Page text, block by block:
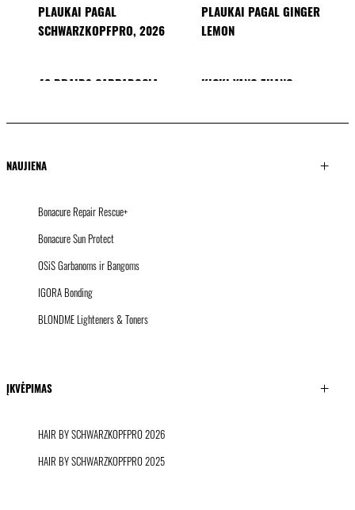
PLAUKAI PAGAL
SCHWARZKOPFPRO, 2026
PLAUKAI PAGAL GINGER
LEMON
40 BRAIDS CAPPADOCIA KICKI YANG ZHANG
KÜMIN X TUSH
NAUJIENA
Bonacure Repair Rescue+
Bonacure Sun Protect
OSiS Garbanoms ir Bangoms
IGORA Bonding
BLONDME Lighteners & Toners
ĮKVĖPIMAS
HAIR BY SCHWARZKOPFPRO 2026
HAIR BY SCHWARZKOPFPRO 2025